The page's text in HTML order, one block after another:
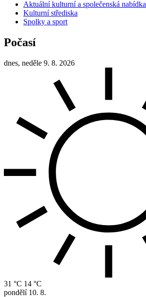
Aktuální kulturní a společenská nabídka
Kulturní střediska
Spolky a sport
Počasí
dnes, neděle 9. 8. 2026
31 °C 14 °C
pondělí 10. 8.